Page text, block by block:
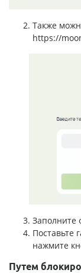
Также
https://
Заполните
Поставьте
нажмите
Путем